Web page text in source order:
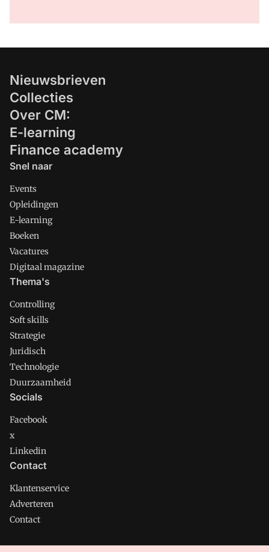
Nieuwsbrieven
Collecties
Over CM:
E-learning
Finance academy
Snel naar
Events
Opleidingen
E-learning
Boeken
Vacatures
Digitaal magazine
Thema's
Controlling
Soft skills
Strategie
Juridisch
Technologie
Duurzaamheid
Socials
Facebook
x
Linkedin
Contact
Klantenservice
Adverteren
Contact